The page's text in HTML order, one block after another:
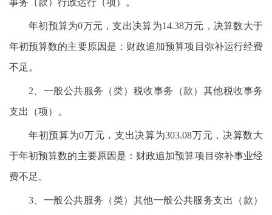
事务（款）行政运行（项）。
年初预算为0万元，支出决算为14.38万元，决算数大于
年初预算数的主要原因是：财政追加预算项目弥补运行经费
不足。
2、一般公共服务（类）税收事务（款）其他税收事务
支出（项）。
年初预算为0万元，支出决算为303.08万元，决算数大
于年初预算数的主要原因是：财政追加预算项目弥补事业经
费不足。
3、一般公共服务（类）其他一般公共服务支出（款）